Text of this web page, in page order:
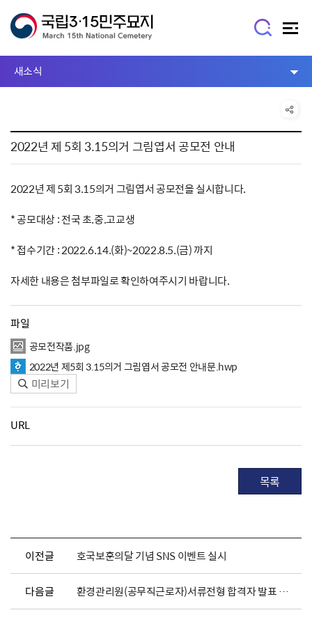
새소식
2022년 제 5회 3.15의거 그림엽서 공모전 안내
2022년 제 5회 3.15의거 그림엽서 공모전을 실시합니다.
* 공모대상 : 전국 초.중.고교생
* 접수기간 : 2022.6.14.(화)~2022.8.5.(금) 까지
자세한 내용은 첨부파일로 확인하여주시기 바랍니다.
파일
공모전작품.jpg
2022년 제5회 3.15의거 그림엽서 공모전 안내문.hwp
미리보기
URL
목록
이전글 호국보훈의달 기념 SNS 이벤트 실시
다음글 환경관리원(공무직근로자)서류전형 합격자 발표 및 면접시험 일정안내